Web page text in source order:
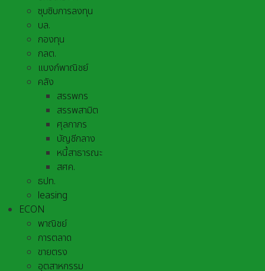
ซุบซิบการลงทุน
บล.
กองทุน
กลต.
แบงก์พาณิชย์
คลัง
สรรพกร
สรรพสามิต
ศุลกากร
บัญชีกลาง
หนี้สาธารณะ
สศค.
ธปท.
leasing
ECON
พาณิชย์
การตลาด
ขายตรง
อุตสาหกรรม